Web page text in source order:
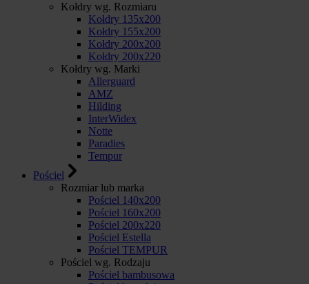
Kołdry wg. Rozmiaru
Kołdry 135x200
Kołdry 155x200
Kołdry 200x200
Kołdry 200x220
Kołdry wg. Marki
Allerguard
AMZ
Hilding
InterWidex
Notte
Paradies
Tempur
Pościel
Rozmiar lub marka
Pościel 140x200
Pościel 160x200
Pościel 200x220
Pościel Estella
Pościel TEMPUR
Pościel wg. Rodzaju
Pościel bambusowa